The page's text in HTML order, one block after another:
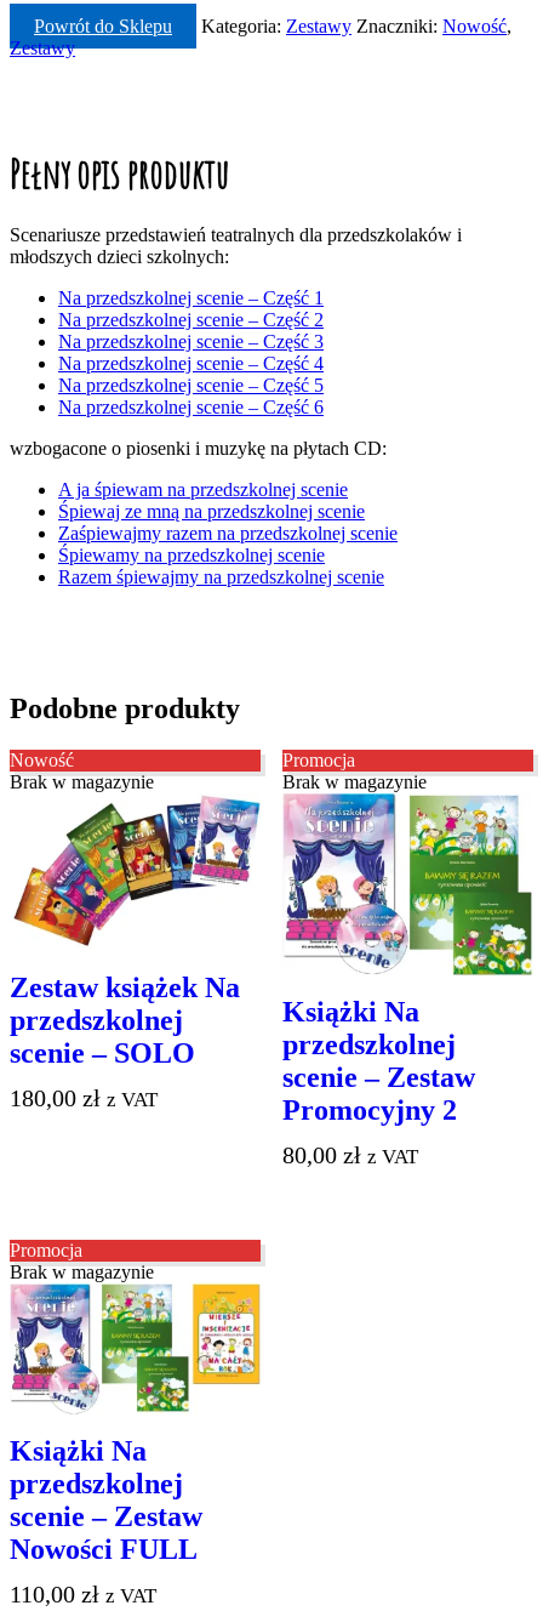
Powrót do Sklepu Kategoria: Zestawy Znaczniki: Nowość,
Zestawy
Pełny opis produktu
Scenariusze przedstawień teatralnych dla przedszkolaków i
młodszych dzieci szkolnych:
Na przedszkolnej scenie – Część 1
Na przedszkolnej scenie – Część 2
Na przedszkolnej scenie – Część 3
Na przedszkolnej scenie – Część 4
Na przedszkolnej scenie – Część 5
Na przedszkolnej scenie – Część 6
wzbogacone o piosenki i muzykę na płytach CD:
A ja śpiewam na przedszkolnej scenie
Śpiewaj ze mną na przedszkolnej scenie
Zaśpiewajmy razem na przedszkolnej scenie
Śpiewamy na przedszkolnej scenie
Razem śpiewajmy na przedszkolnej scenie
Podobne produkty
Nowość
Brak w magazynie
książek
przedszkolnej
scenie
SOLO
Zestaw książek Na
przedszkolnej
scenie – SOLO
180,00 zł z VAT
Promocja
Brak w magazynie
Na
przedszkolnej
scenie
–
Zestaw
Promocyjny
2
Książki Na
przedszkolnej
scenie – Zestaw
Promocyjny 2
80,00 zł z VAT
Promocja
Brak w magazynie
Na
przedszkolnej
scenie
–
Zestaw
Nowości
FULL
Książki Na
przedszkolnej
scenie – Zestaw
Nowości FULL
110,00 zł z VAT